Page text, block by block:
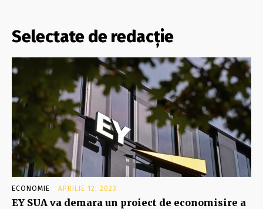
Selectate de redacție
ECONOMIE APRILIE 12, 2023
EY SUA va demara un proiect de economisire a